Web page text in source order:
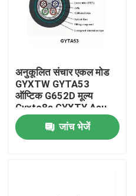
हमारे बारे में
गुणवत्ता नियंत्रण
संपर्क करें
अनुकूलित संचार एकल मोड
GYXTW GYTA53
ऑप्टिक G652D मूल्य
Gyxtc8s GYXTY Asu
फाइबर केबल
जांच भेजें